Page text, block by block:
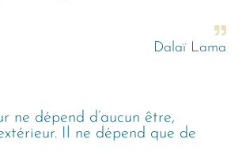
Dalaï Lama
ne dépend d’aucun être,
Il ne dépend que de